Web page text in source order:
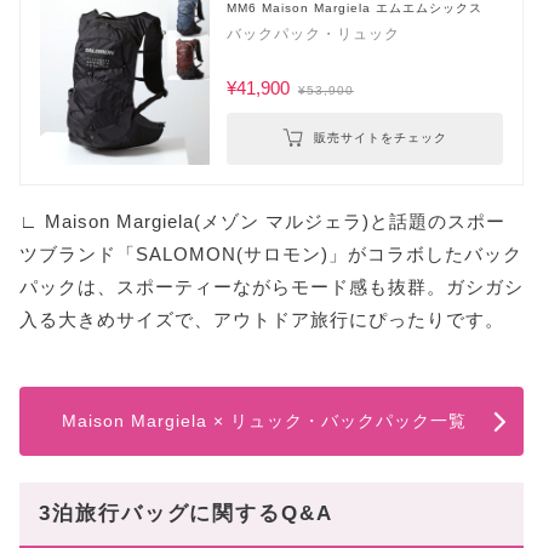
MM6 Maison Margiela エムエムシックス
バックパック・リュック
¥41,900 ¥53,900
販売サイトをチェック
∟ Maison Margiela(メゾン マルジェラ)と話題のスポー
ツブランド「SALOMON(サロモン)」がコラボしたバック
パックは、スポーティーながらモード感も抜群。ガシガシ
入る大きめサイズで、アウトドア旅行にぴったりです。
Maison Margiela × リュック・バックパック一覧
3泊旅行バッグに関するQ&A